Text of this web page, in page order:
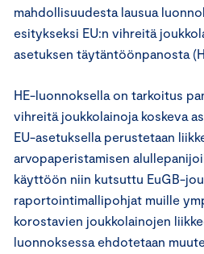
mahdollisuudesta lausua
esitykseksi EU:n vihreitä
asetuksen täytäntöönpanosta
HE-luonnoksella on tarkoitus
vihreitä joukkolainoja koskeva
EU-asetuksella perustetaan
arvopaperistamisen
käyttöön niin kutsuttu EuGB-
raportointimallipohjat muille
korostavien joukkolainojen
luonnoksessa ehdotetaan